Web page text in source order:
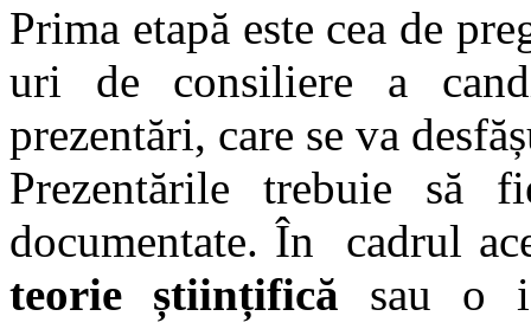
Prima etapă este cea de
uri de consiliere a
prezentări, care se va
Prezentările trebuie să
documentate. În cadrul
teorie științifică sau o